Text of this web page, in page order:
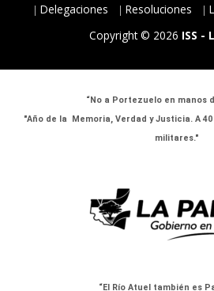
Delegaciones
Resoluciones
Copyright © 2026 ISS -
“No a Portezuelo en manos
"Año de la Memoria, Verdad y Justicia. A
militares."
“El Río Atuel también es